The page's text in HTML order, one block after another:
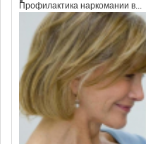
Профилактика наркомании в...